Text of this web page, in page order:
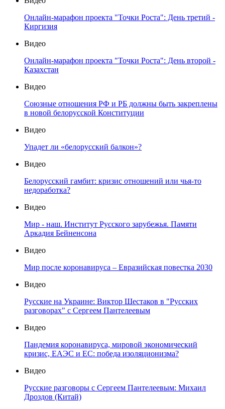
Онлайн-марафон проекта "Точки Роста": День третий -
Киргизия
Видео
Онлайн-марафон проекта "Точки Роста": День второй -
Казахстан
Видео
Союзные отношения РФ и РБ должны быть закреплены
в новой белорусской Конституции
Видео
Упадет ли «белорусский балкон»?
Видео
Белорусский гамбит: кризис отношений или чья-то
недоработка?
Видео
Мир - наш. Институт Русского зарубежья. Памяти
Аркадия Бейненсона
Видео
Мир после коронавируса – Евразийская повестка 2030
Видео
Русские на Украине: Виктор Шестаков в "Русских
разговорах" с Сергеем Пантелеевым
Видео
Пандемия коронавируса, мировой экономический
кризис, ЕАЭС и ЕС: победа изоляционизма?
Видео
Русские разговоры с Сергеем Пантелеевым: Михаил
Дроздов (Китай)